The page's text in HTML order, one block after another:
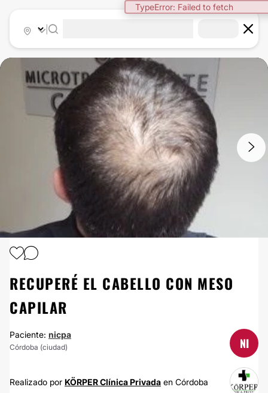
TypeError: Failed to fetch
RECUPERÉ EL CABELLO CON MESO
CAPILAR
Paciente: nicpa
Córdoba (ciudad) NI
Realizado por KÖRPER Clínica Privada en Córdoba